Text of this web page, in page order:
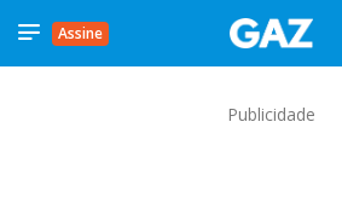
Assine
Publicidade